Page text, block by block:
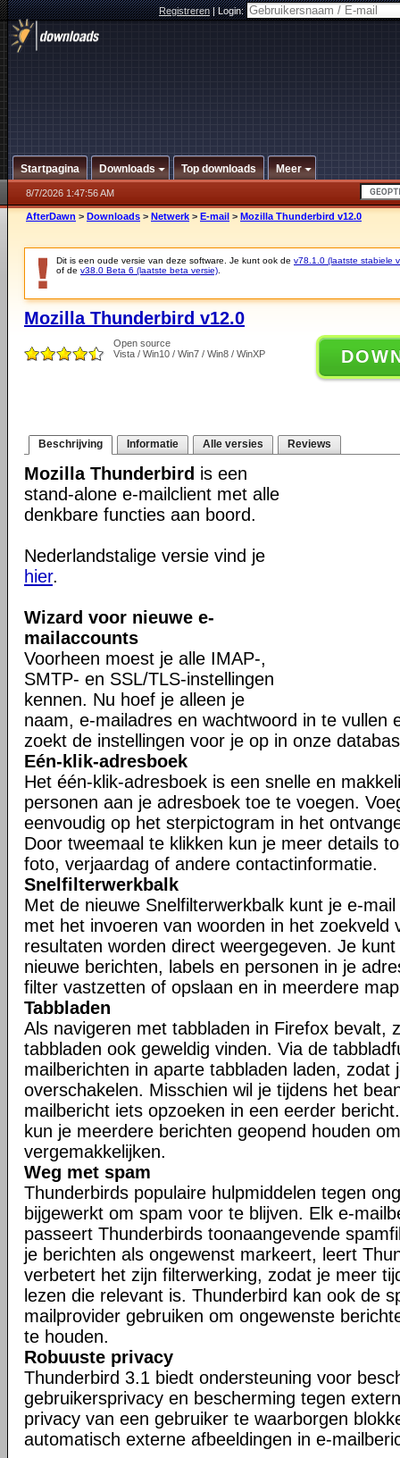
Registreren|Login:
Startpagina Downloads Top downloads Meer
8/7/2026 1:47:56 AM
AfterDawn > Downloads > Netwerk > E-mail > Mozilla Thunderbird v12.0
Dit is een oude versie van deze software. Je kunt ook de v78.1.0 (laatste stabiele
of de v38.0 Beta 6 (laatste beta versie)
Mozilla Thunderbird v12.0
Open source
Vista / Win10 / Win7 / Win8 / WinXP
Beschrijving Informatie Alle versies Reviews
Mozilla Thunderbird is een
stand-alone e-mailclient met alle
denkbare functies aan boord.
Nederlandstalige versie vind je
hier.
Wizard voor nieuwe e-
mailaccounts
Voorheen moest je alle IMAP-,
SMTP- en SSL/TLS-instellingen
kennen. Nu hoef je alleen je
naam, e-mailadres en wachtwoord in te vullen
zoekt de instellingen voor je op in onze
Eén-klik-adresboek
Het één-klik-adresboek is een snelle en
personen aan je adresboek toe te voegen.
eenvoudig op het sterpictogram in het
Door tweemaal te klikken kun je meer details
foto, verjaardag of andere contactinformatie.
Snelfilterwerkbalk
Met de nieuwe Snelfilterwerkbalk kunt je e-
met het invoeren van woorden in het zoekveld
resultaten worden direct weergegeven. Je
nieuwe berichten, labels en personen in je
filter vastzetten of opslaan en in meerdere
Tabbladen
Als navigeren met tabbladen in Firefox bevalt,
tabbladen ook geweldig vinden. Via de
mailberichten in aparte tabbladen laden, zodat
overschakelen. Misschien wil je tijdens het
mailbericht iets opzoeken in een eerder
kun je meerdere berichten geopend houden
vergemakkelijken.
Weg met spam
Thunderbirds populaire hulpmiddelen tegen
bijgewerkt om spam voor te blijven. Elk e-
passeert Thunderbirds toonaangevende
je berichten als ongewenst markeert, leert
verbetert het zijn filterwerking, zodat je meer
lezen die relevant is. Thunderbird kan ook de
mailprovider gebruiken om ongewenste
te houden.
Robuuste privacy
Thunderbird 3.1 biedt ondersteuning voor
gebruikersprivacy en bescherming tegen
privacy van een gebruiker te waarborgen
automatisch externe afbeeldingen in e-